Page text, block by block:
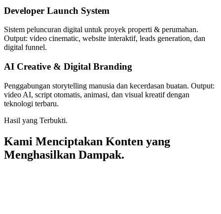
Developer Launch System
Sistem peluncuran digital untuk proyek properti & perumahan.
Output: video cinematic, website interaktif, leads generation, dan
digital funnel.
AI Creative & Digital Branding
Penggabungan storytelling manusia dan kecerdasan buatan. Output:
video AI, script otomatis, animasi, dan visual kreatif dengan
teknologi terbaru.
Hasil yang Terbukti.
Kami Menciptakan Konten yang
Menghasilkan Dampak.